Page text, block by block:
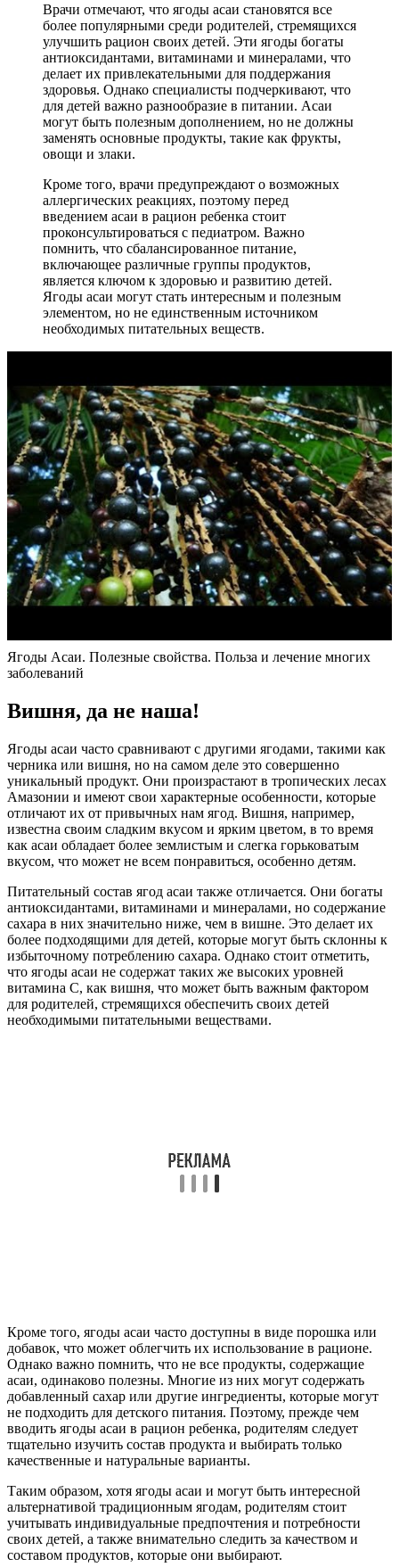
Врачи отмечают, что ягоды асаи становятся все
более популярными среди родителей, стремящихся
улучшить рацион своих детей. Эти ягоды богаты
антиоксидантами, витаминами и минералами, что
делает их привлекательными для поддержания
здоровья. Однако специалисты подчеркивают, что
для детей важно разнообразие в питании. Асаи
могут быть полезным дополнением, но не должны
заменять основные продукты, такие как фрукты,
овощи и злаки.
Кроме того, врачи предупреждают о возможных
аллергических реакциях, поэтому перед
введением асаи в рацион ребенка стоит
проконсультироваться с педиатром. Важно
помнить, что сбалансированное питание,
включающее различные группы продуктов,
является ключом к здоровью и развитию детей.
Ягоды асаи могут стать интересным и полезным
элементом, но не единственным источником
необходимых питательных веществ.
Ягоды Асаи. Полезные свойства. Польза и лечение многих
заболеваний
Вишня, да не наша!
Ягоды асаи часто сравнивают с другими ягодами, такими как
черника или вишня, но на самом деле это совершенно
уникальный продукт. Они произрастают в тропических лесах
Амазонии и имеют свои характерные особенности, которые
отличают их от привычных нам ягод. Вишня, например,
известна своим сладким вкусом и ярким цветом, в то время
как асаи обладает более землистым и слегка горьковатым
вкусом, что может не всем понравиться, особенно детям.
Питательный состав ягод асаи также отличается. Они богаты
антиоксидантами, витаминами и минералами, но содержание
сахара в них значительно ниже, чем в вишне. Это делает их
более подходящими для детей, которые могут быть склонны к
избыточному потреблению сахара. Однако стоит отметить,
что ягоды асаи не содержат таких же высоких уровней
витамина C, как вишня, что может быть важным фактором
для родителей, стремящихся обеспечить своих детей
необходимыми питательными веществами.
Кроме того, ягоды асаи часто доступны в виде порошка или
добавок, что может облегчить их использование в рационе.
Однако важно помнить, что не все продукты, содержащие
асаи, одинаково полезны. Многие из них могут содержать
добавленный сахар или другие ингредиенты, которые могут
не подходить для детского питания. Поэтому, прежде чем
вводить ягоды асаи в рацион ребенка, родителям следует
тщательно изучить состав продукта и выбирать только
качественные и натуральные варианты.
Таким образом, хотя ягоды асаи и могут быть интересной
альтернативой традиционным ягодам, родителям стоит
учитывать индивидуальные предпочтения и потребности
своих детей, а также внимательно следить за качеством и
составом продуктов, которые они выбирают.